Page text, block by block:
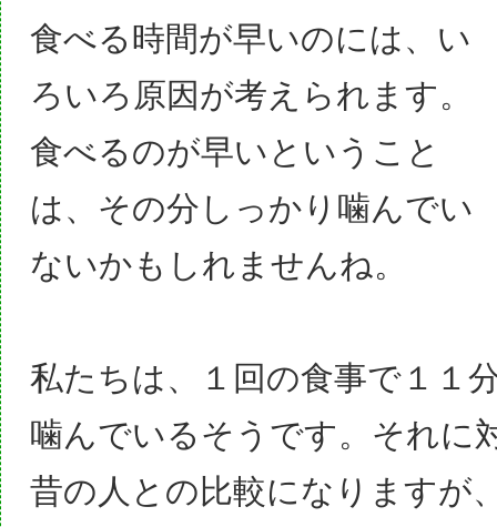
食べる時間が早いのには、い
ろいろ原因が考えられます。
食べるのが早いということ
は、その分しっかり噛んでい
ないかもしれませんね。
私たちは、１回の食事で１１
噛んでいるそうです。それに
昔の人との比較になりますが